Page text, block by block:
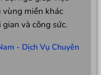
miền khác
và công sức.
- Dịch Vụ Chuyên